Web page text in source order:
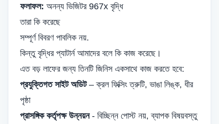
ফলাফল: অনন্য ভিজিটর 967x বৃদ্ধি
তারা কি করেছে
সম্পূর্ণ বিবরণ পাবলিক নয়.
কিন্তু বৃদ্ধির প্যাটার্ন আমাদের বলে কি কাজ করেছে।
এত বড় লাফের জন্য তিনটি জিনিস একসাথে কাজ করতে হবে:
প্রযুক্তিগত সাইট অডিট–ক্রল ফিক্সিং ত্রুটি, ভাঙা লিঙ্ক, ধীর
পৃষ্ঠা
প্রাসঙ্গিক কর্তৃপক্ষ উন্নয়ন- বিচ্ছিন্ন পোস্ট নয়, ব্যাপক বিষয়বস্তু